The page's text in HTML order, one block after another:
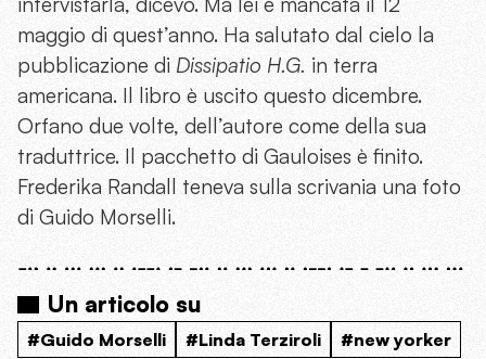
maggio di quest’anno. Ha salutato dal cielo la
pubblicazione di Dissipatio H.G. in terra
americana. Il libro è uscito questo dicembre.
Orfano due volte, dell’autore come della sua
traduttrice. Il pacchetto di Gauloises è finito.
Frederika Randall teneva sulla scrivania una foto
di Guido Morselli.
Un articolo su
#Guido Morselli #Linda Terziroli #new yorker